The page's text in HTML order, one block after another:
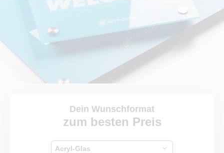
Dein Wunschformat
zum besten Preis
Acryl-Glas